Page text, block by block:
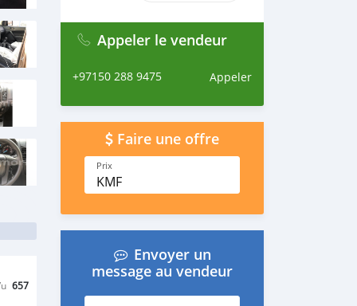
657
Appeler le vendeur
+97150 288 9475 Appeler
Faire une offre
Prix
KMF
Envoyer un
message au vendeur